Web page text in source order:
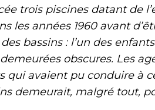
trois piscines datant de
les années 1960 avant
bassins : l’un des
obscures. Les
qui avaient pu conduire à
demeurait, malgré tout,